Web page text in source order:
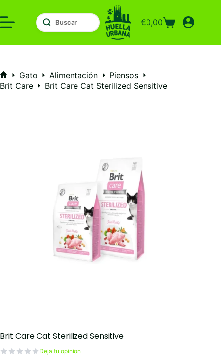
al
contenido
Carro
compra
€0,00
Inicio
Gato Alimentación
Piensos
Brit Care
Brit Care Cat Sterilized Sensitive
Brit Care Cat Sterilized Sensitive
Deja tu opinion